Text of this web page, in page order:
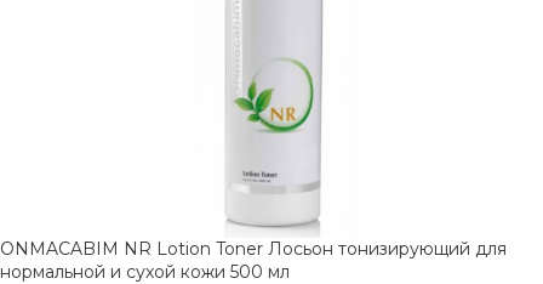
ONMACABIM NR Lotion Toner Лосьон тонизирующий для
нормальной и сухой кожи 500 мл